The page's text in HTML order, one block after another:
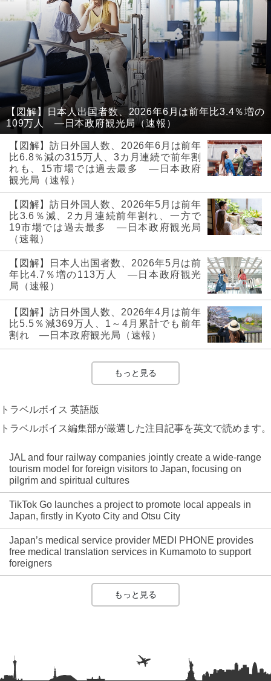
【図解】日本人出国者数、2026年6月は前年比3.4％増の
109万人 ―日本政府観光局（速報）
【図解】訪日外国人数、2026年6月は前年
比6.8％減の315万人、3カ月連続で前年割
れも、15市場では過去最多 ―日本政府
観光局（速報）
【図解】訪日外国人数、2026年5月は前年
比3.6％減、2カ月連続前年割れ、一方で
19市場では過去最多 ―日本政府観光局
（速報）
【図解】日本人出国者数、2026年5月は前
年比4.7％増の113万人 ―日本政府観光
局（速報）
【図解】訪日外国人数、2026年4月は前年
比5.5％減369万人、1～4月累計でも前年
割れ ―日本政府観光局（速報）
もっと見る
トラベルボイス 英語版
トラベルボイス編集部が厳選した注目記事を英文で読めます。
JAL and four railway companies jointly create a wide-range
tourism model for foreign visitors to Japan, focusing on
pilgrim and spiritual cultures
TikTok Go launches a project to promote local appeals in
Japan, firstly in Kyoto City and Otsu City
Japan’s medical service provider MEDI PHONE provides
free medical translation services in Kumamoto to support
foreigners
もっと見る